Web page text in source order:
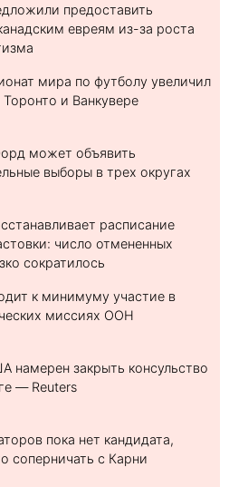
предоставить
евреям из-за роста
мира по футболу увеличил
и Ванкувере
может объявить
выборы в трех округах
расписание
число отмененных
сократилось
к минимуму участие в
миссиях ООН
намерен закрыть консульство
— Reuters
пока нет кандидата,
соперничать с Карни